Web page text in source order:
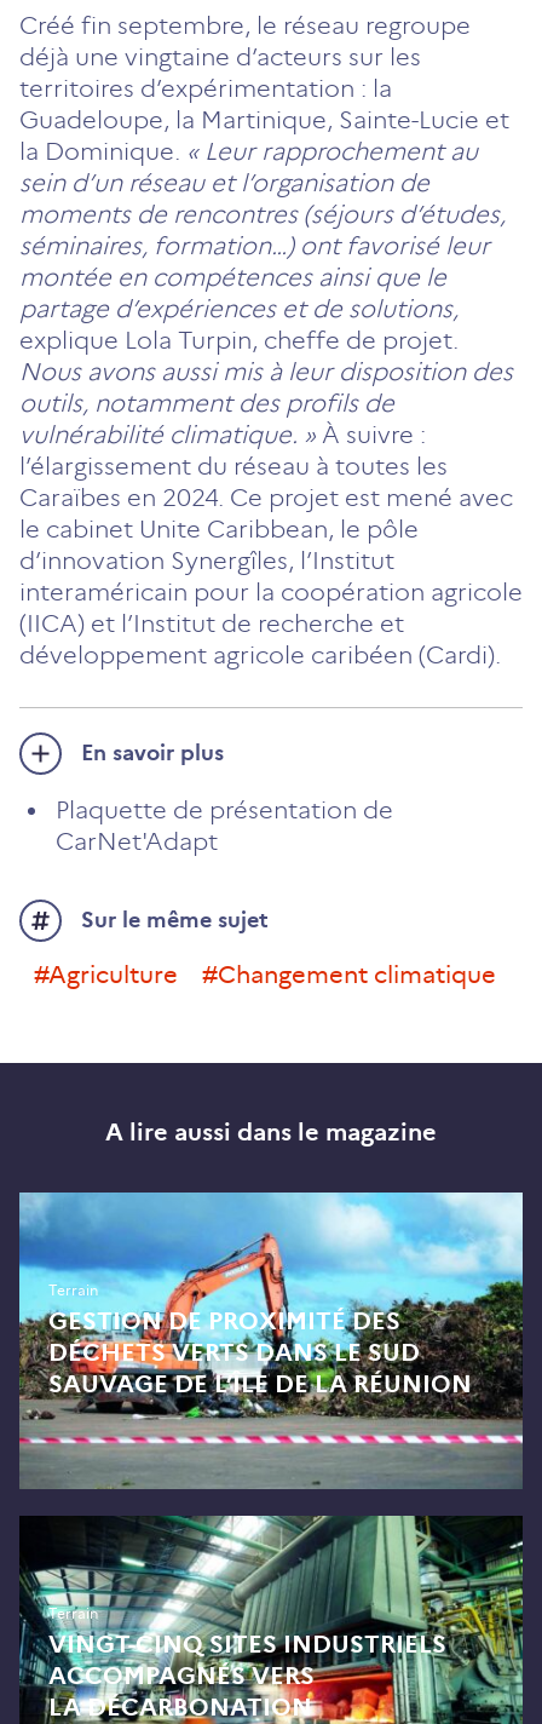
Créé fin septembre, le réseau regroupe
déjà une vingtaine d’acteurs sur les
territoires d’expérimentation : la
Guadeloupe, la Martinique, Sainte-Lucie et
la Dominique. « Leur rapprochement au
sein d’un réseau et l’organisation de
moments de rencontres (séjours d’études,
séminaires, formation…) ont favorisé leur
montée en compétences ainsi que le
partage d’expériences et de solutions,
explique Lola Turpin, cheffe de projet.
Nous avons aussi mis à leur disposition des
outils, notamment des profils de
vulnérabilité climatique. » À suivre :
l’élargissement du réseau à toutes les
Caraïbes en 2024. Ce projet est mené avec
le cabinet Unite Caribbean, le pôle
d’innovation Synergîles, l’Institut
interaméricain pour la coopération agricole
(IICA) et l’Institut de recherche et
développement agricole caribéen (Cardi).
En savoir plus
Plaquette de présentation de
CarNet'Adapt
Sur le même sujet
#Agriculture #changement climatique
A lire aussi dans le magazine
Terrain
GESTION DE PROXIMITÉ DES
DÉCHETS VERTS DANS LE SUD
SAUVAGE DE L’ÎLE DE LA RÉUNION
Terrain
VINGT-CINQ SITES INDUSTRIELS
ACCOMPAGNÉS VERS
LA DÉCARBONATION